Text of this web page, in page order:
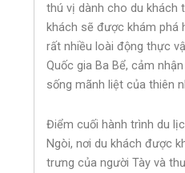
thú vị dành cho du khách
khách sẽ được khám phá
rất nhiều loài động thực
Quốc gia Ba Bể, cảm
sống mãnh liệt của thiên
Điểm cuối hành trình du
Ngòi, nơi du khách được
trưng của người Tày và